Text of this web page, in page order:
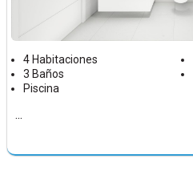
4 Habitaciones
3 Baños
Piscina
...